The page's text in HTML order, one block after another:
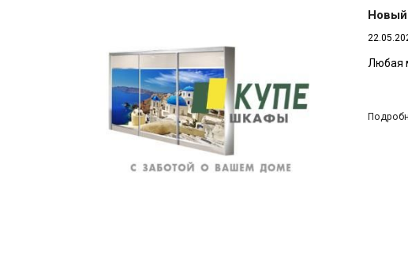
Новый
Любая